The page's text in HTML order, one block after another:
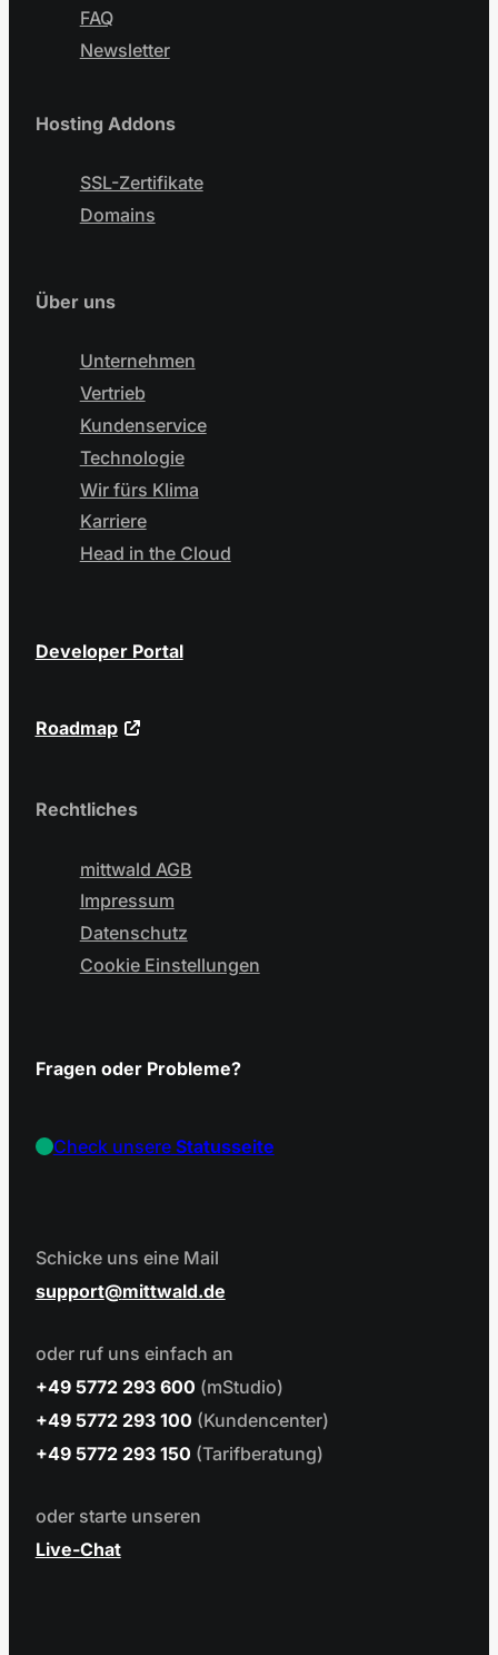
FAQ
Newsletter
Hosting Addons
SSL-Zertifikate
Domains
Über uns
Unternehmen
Vertrieb
Kundenservice
Technologie
Wir fürs Klima
Karriere
Head in the Cloud
Developer Portal
Roadmap
Rechtliches
mittwald AGB
Impressum
Datenschutz
Cookie Einstellungen
Fragen oder Probleme?
Check unsereStatusseite
Schicke uns eine Mail
support
mittwald.de
oder ruf uns einfach an
+49 5772 293 600 (mStudio)
+49 5772 293 100 (Kundencenter)
+49 5772 293 150 (Tarifberatung)
oder starte unseren
Live-Chat